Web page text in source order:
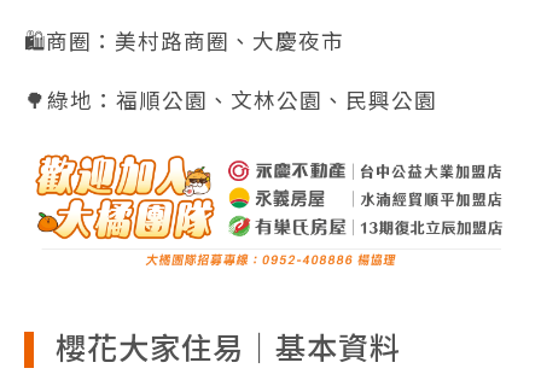
🛍️商圈：美村路商圈、大慶夜市
🌳綠地：福順公園、文林公園、民興公園
櫻花大家住易｜基本資料